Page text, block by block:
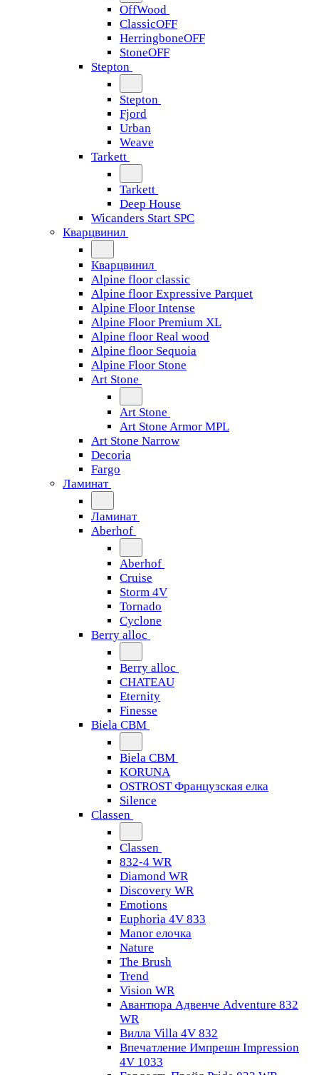
OffWood
ClassicOFF
HerringboneOFF
StoneOFF
Stepton
Stepton
Fjord
Urban
Weave
Tarkett
Tarkett
Deep House
Wicanders Start SPC
Кварцвинил
Кварцвинил
Alpine floor classic
Alpine floor Expressive Parquet
Alpine Floor Intense
Alpine Floor Premium XL
Alpine floor Real wood
Alpine floor Sequoia
Alpine Floor Stone
Art Stone
Art Stone
Art Stone Armor MPL
Art Stone Narrow
Decoria
Fargo
Ламинат
Ламинат
Aberhof
Aberhof
Cruise
Storm 4V
Tornado
Сyclone
Berry alloc
Berry alloc
CHATEAU
Eternity
Finesse
Biela CBM
Biela CBM
KORUNA
OSTROST Французская елка
Silence
Classen
Classen
832-4 WR
Diamond WR
Discovery WR
Emotions
Euphoria 4V 833
Manor елочка
Nature
The Brush
Trend
Vision WR
Авантюра Адвенче Adventure 832
WR
Вилла Villa 4V 832
Впечатление Импрешн Impression
4V 1033